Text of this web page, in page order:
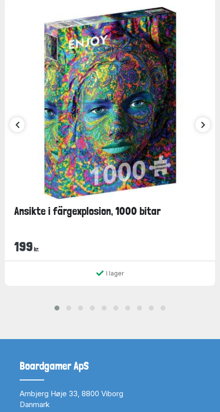
Ansikte i färgexplosion, 1000 bitar
199 kr.
I lager
Boardgamer ApS
Arnbjerg Høje 33, 8800 Viborg
Danmark